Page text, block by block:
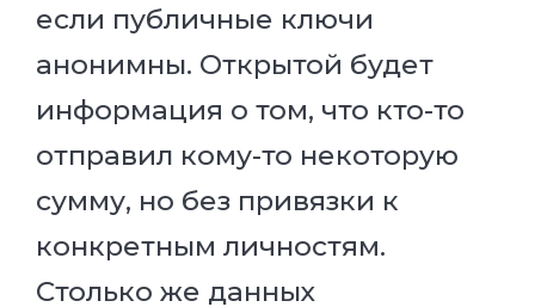
если публичные ключи
анонимны. Открытой будет
информация о том, что кто-то
отправил кому-то некоторую
сумму, но без привязки к
конкретным личностям.
Столько же данных